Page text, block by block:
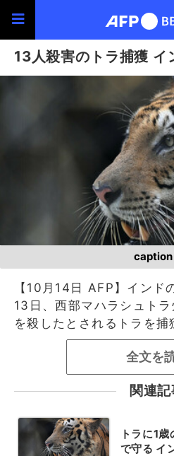
13人殺害のトラ捕獲 イ
caption
【10月14日 AFP】インド
13日、西部マハラシュト
を殺したとされるトラを捕
全文を
関連記
トラに1
で守る イ